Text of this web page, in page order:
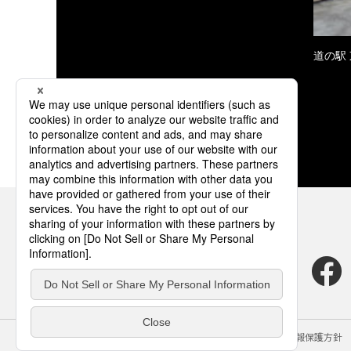
道の駅
サイトのご利用にあたって クッキーポリシー 個人情報保護方針